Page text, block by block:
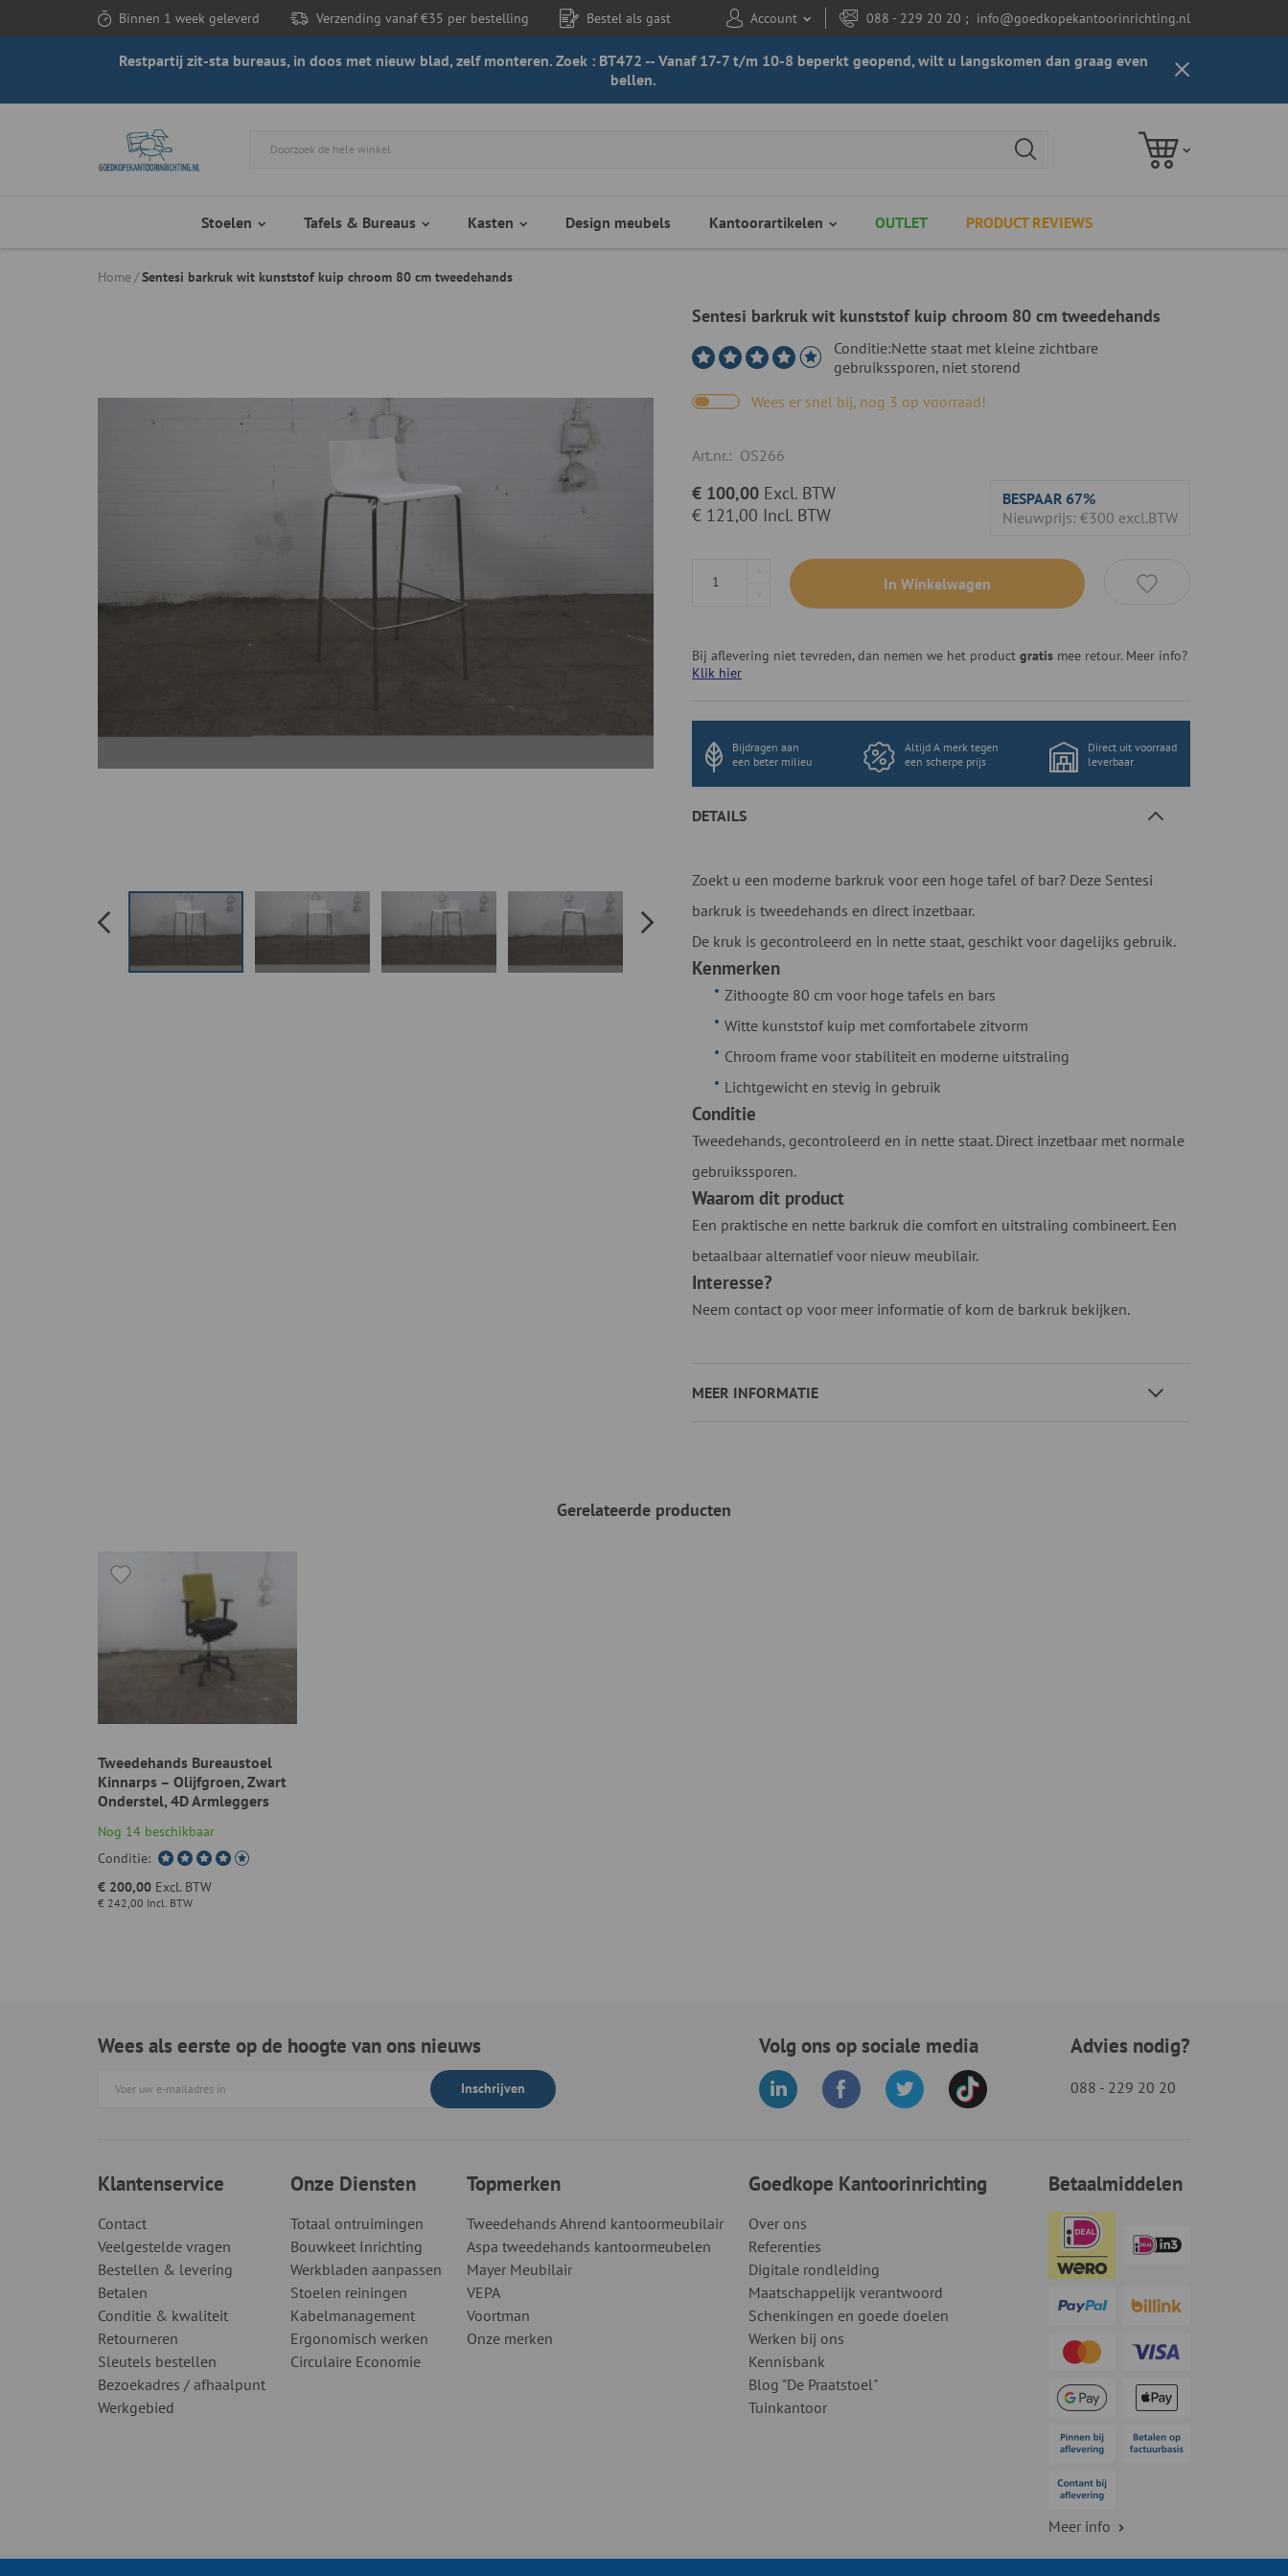
Binnen 1 week geleverd Verzending vanaf €35 per bestelling Bestel als gast Account 088 - 229 20 20 ; info@goedkopekantoorinrichting.nl
Restpartij zit-sta bureaus, in doos met nieuw blad, zelf monteren. Zoek : BT472 -- Vanaf 17-7 t/m 10-8 beperkt geopend, wilt u langskomen dan graag even
bellen.
Stoelen Tafels & Bureaus Kasten Design meubels Kantoorartikelen OUTLET PRODUCT REVIEWS
Home Sentesi barkruk wit kunststof kuip chroom 80 cm tweedehands
Sentesi barkruk wit kunststof kuip chroom 80 cm tweedehands
Conditie:Nette staat met kleine zichtbare
gebruikssporen, niet storend
Wees er snel bij, nog 3 op voorraad!
Art.nr.: OS266
BESPAAR 67%
Nieuwprijs: €300 excl.BTW
€ 121,00 Incl. BTW
€ 100,00 Excl. BTW
In Winkelwagen
Bij aflevering niet tevreden, dan nemen we het productgratis mee retour. Meer info?
Klik hier
Bijdragen aan
een beter milieu
Altijd A merk tegen
een scherpe prijs
Direct uit voorraad
leverbaar
DETAILS
Zoekt u een moderne barkruk voor een hoge tafel of bar? Deze Sentesi
barkruk is tweedehands en direct inzetbaar.
De kruk is gecontroleerd en in nette staat, geschikt voor dagelijks gebruik.
Kenmerken
Zithoogte 80 cm voor hoge tafels en bars
Witte kunststof kuip met comfortabele zitvorm
Chroom frame voor stabiliteit en moderne uitstraling
Lichtgewicht en stevig in gebruik
Conditie
Tweedehands, gecontroleerd en in nette staat. Direct inzetbaar met normale
gebruikssporen.
Waarom dit product
Een praktische en nette barkruk die comfort en uitstraling combineert. Een
betaalbaar alternatief voor nieuw meubilair.
Interesse?
Neem contact op voor meer informatie of kom de barkruk bekijken.
MEER INFORMATIE
Gerelateerde producten
Tweedehands Bureaustoel
Kinnarps – Olijfgroen, Zwart
Onderstel, 4D Armleggers
Nog 14 beschikbaar
Conditie:
€ 242,00 Incl. BTW
€ 200,00 Excl. BTW
Wees als eerste op de hoogte van ons nieuws
Inschrijven
Volg ons op sociale media
Klantenservice
Contact
Veelgestelde vragen
Bestellen & levering
Betalen
Conditie & kwaliteit
Retourneren
Sleutels bestellen
Bezoekadres / afhaalpunt
Werkgebied
Onze Diensten
Totaal ontruimingen
Bouwkeet Inrichting
Werkbladen aanpassen
Stoelen reiningen
Kabelmanagement
Ergonomisch werken
Circulaire Economie
Topmerken
Tweedehands Ahrend kantoormeubilair
Aspa tweedehands kantoormeubelen
Mayer Meubilair
VEPA
Voortman
Onze merken
Goedkope Kantoorinrichting
Over ons
Referenties
Digitale rondleiding
Maatschappelijk verantwoord
Schenkingen en goede doelen
Werken bij ons
Kennisbank
Blog "De Praatstoel"
Tuinkantoor
Advies nodig?
088 - 229 20 20
Betaalmiddelen
Meer info